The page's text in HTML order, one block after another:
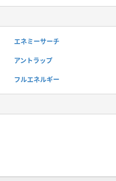
エネミーサーチ
アントラップ
フルエネルギー